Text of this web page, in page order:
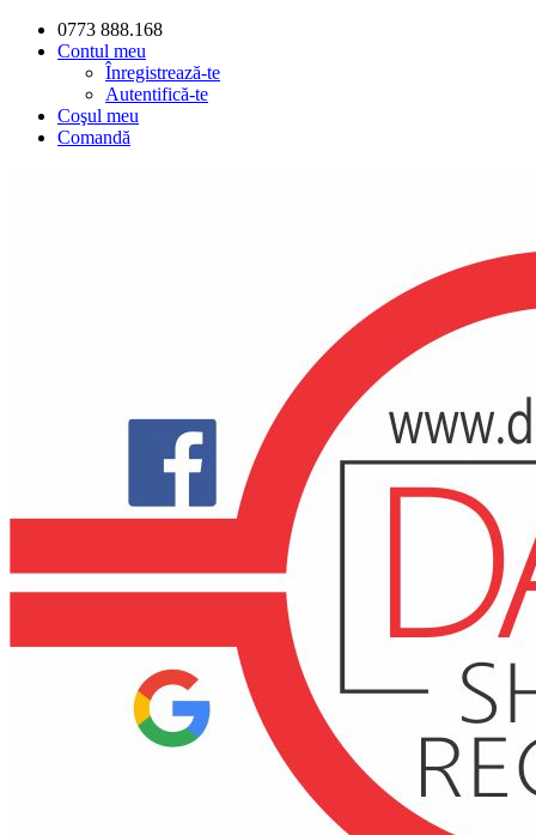
0773 888.168
Contul meu
Înregistrează-te
Autentifică-te
Coşul meu
Comandă